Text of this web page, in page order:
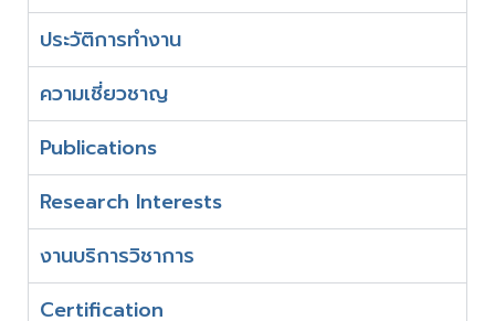
ประวัติการทำงาน
ความเชี่ยวชาญ
Publications
Research Interests
งานบริการวิชาการ
Certification